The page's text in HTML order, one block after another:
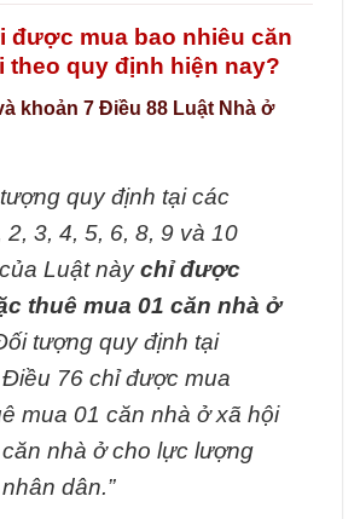
được mua bao nhiêu căn
theo quy định hiện nay?
khoản 7 Điều 88 Luật Nhà ở
quy định tại các
2, 3, 4, 5, 6, 8, 9 và 10
Luật nàychỉ được
thuê mua 01 căn nhà ở
tượng quy định tại
76 chỉ được mua
mua 01 căn nhà ở xã hội
nhà ở cho lực lượng
dân.”